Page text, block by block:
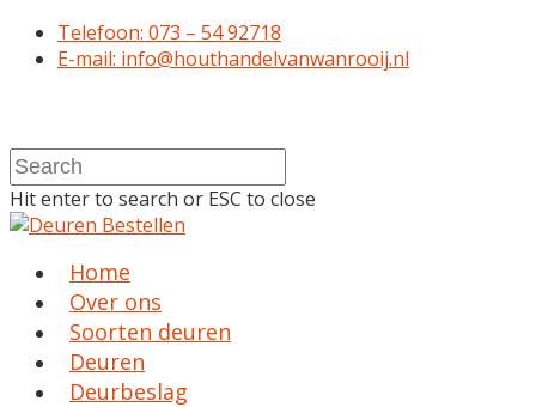
Telefoon: 073 – 54 92718
E-mail: info@houthandelvanwanrooij.nl
Hit enter to search or ESC to close
Home
Over ons
Soorten deuren
Deuren
Deurbeslag